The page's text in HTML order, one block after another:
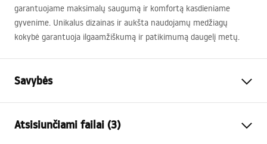
garantuojame maksimalų saugumą ir komfortą kasdieniame
gyvenime. Unikalus dizainas ir aukšta naudojamų medžiagų
kokybė garantuoja ilgaamžiškumą ir patikimumą daugelį metų.
Savybės
Medžiaga
Atsisiunčiami failai (3)